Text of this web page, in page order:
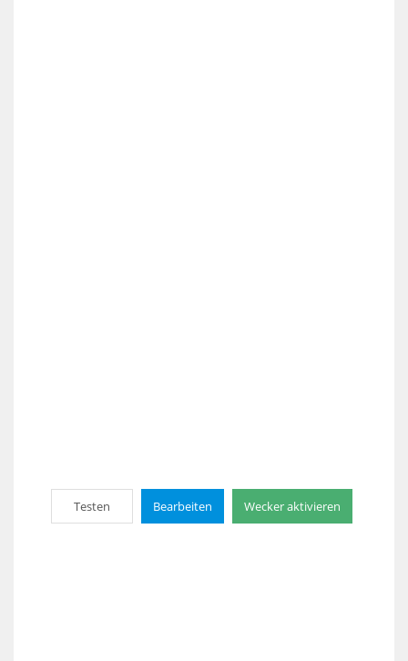
Testen Bearbeiten Wecker aktivieren